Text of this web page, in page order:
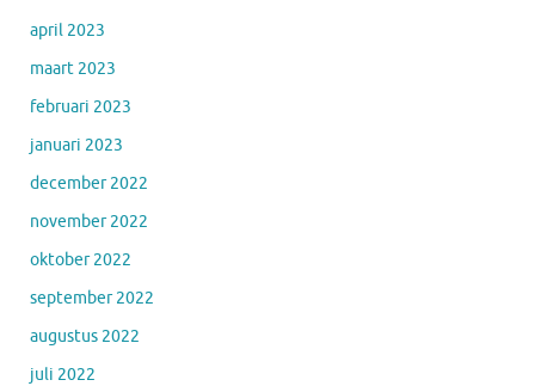
april 2023
maart 2023
februari 2023
januari 2023
december 2022
november 2022
oktober 2022
september 2022
augustus 2022
juli 2022